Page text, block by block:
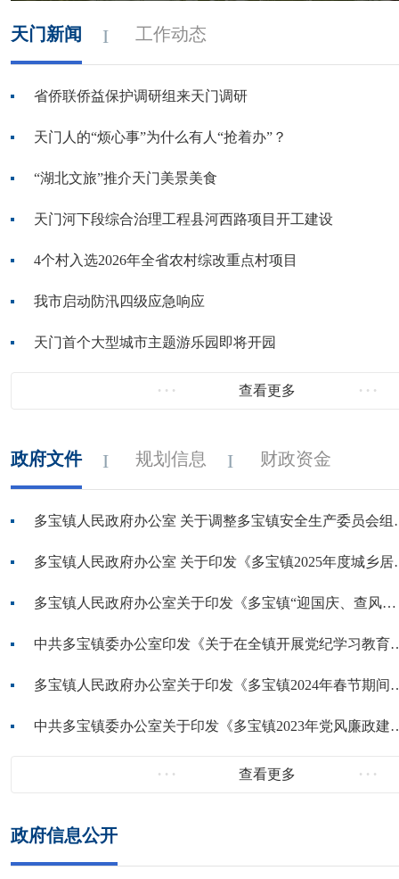
天门新闻 工作动态
省侨联侨益保护调研组来天门调研
天门人的“烦心事”为什么有人“抢着办”？
“湖北文旅”推介天门美景美食
天门河下段综合治理工程县河西路项目开工建设
4个村入选2026年全省农村综改重点村项目
我市启动防汛四级应急响应
天门首个大型城市主题游乐园即将开园
查看更多
政府文件 规划信息 财政资金
多宝镇人民
多宝镇人民
多宝镇人民政府办公室关于印发《多宝镇“迎国庆、查风险、除...
中共多宝镇委办公室印发《
多宝镇人民政府办公室关于
中共多宝镇委办公室关于印
查看更多
政府信息公开